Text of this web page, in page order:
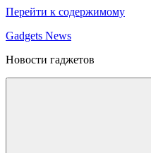
Перейти к содержимому
Gadgets News
Новости гаджетов